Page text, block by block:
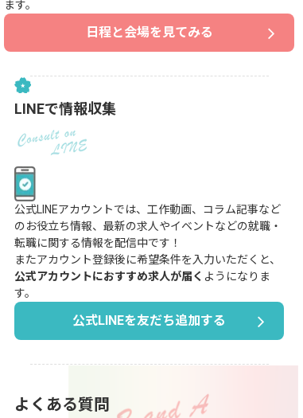
ます。
日程と会場を見てみる
LINEで情報収集
公式LINEアカウントでは、工作動画、コラム記事など
のお役立ち情報、最新の求人やイベントなどの就職・
転職に関する情報を配信中です！
またアカウント登録後に希望条件を入力いただくと、
公式アカウントにおすすめ求人が届く ようになりま
す。
公式LINEを友だち追加する
よくある質問